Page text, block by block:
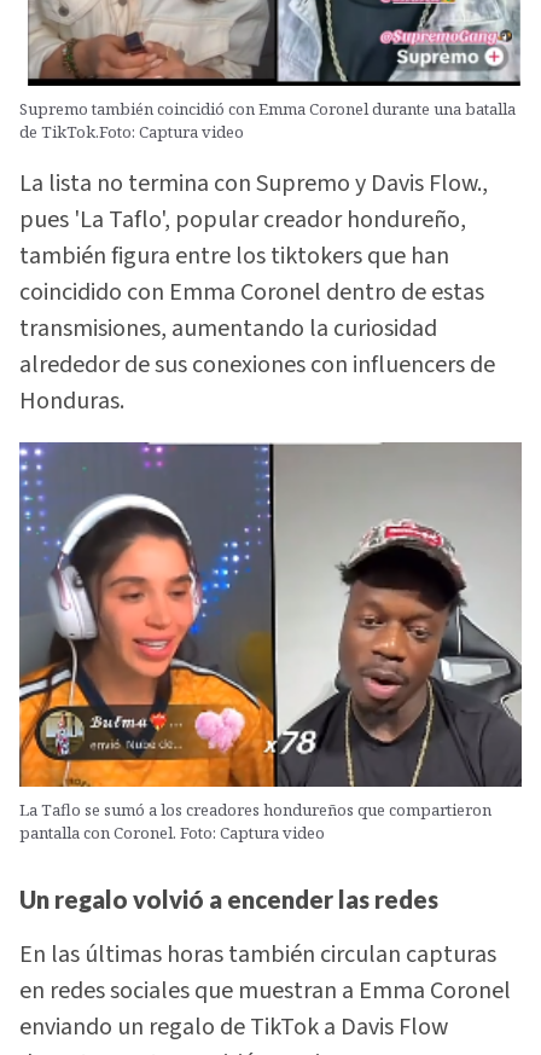
Supremo también coincidió con Emma Coronel durante una batalla
de TikTok.Foto: Captura video
La lista no termina con Supremo y Davis Flow.,
pues 'La Taflo', popular creador hondureño,
también figura entre los tiktokers que han
coincidido con Emma Coronel dentro de estas
transmisiones, aumentando la curiosidad
alrededor de sus conexiones con influencers de
Honduras.
La Taflo se sumó a los creadores hondureños que compartieron
pantalla con Coronel. Foto: Captura video
Un regalo volvió a encender las redes
En las últimas horas también circulan capturas
en redes sociales que muestran a Emma Coronel
enviando un regalo de TikTok a Davis Flow